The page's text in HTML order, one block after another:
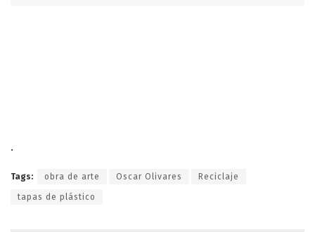
.
Tags: obra de arte Oscar Olivares Reciclaje
tapas de plástico